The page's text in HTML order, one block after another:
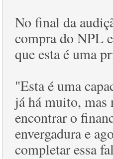
No final da
compra do NPL
que esta é uma
"Esta é uma
já há muito, mas
encontrar o
envergadura e
completar essa